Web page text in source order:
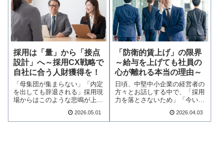
採用は「量」から「接点
設計」へ～採用CX戦略で
自社に合う人財獲得を！
「母集団が集まらない」「内定
を出しても辞退される」採用現
場からはこのような悲鳴が上が
2026.05.01
「防衛的賃上げ」の限界
～給与を上げても社員の
心が離れる本当の理由～
日頃、中堅中小企業の経営者の
方々とお話しする中で、「採用
力を落とさないため」「今いる
2026.04.03